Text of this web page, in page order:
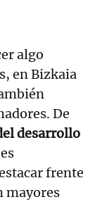
algo
en Bizkaia
De
desarrollo
frente
mayores